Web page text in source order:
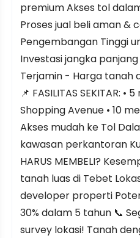
premium Akses tol
Proses jual beli aman &
Pengembangan Tinggi
Investasi jangka panjang
Terjamin - Harga tanah
📌 FASILITAS SEKITAR:
Shopping Avenue • 10
Akses mudah ke Tol
kawasan perkantoran
HARUS MEMBELI?
tanah luas di Tebet
developer properti
30% dalam 5 tahun 📞
survey lokasi! Tanah